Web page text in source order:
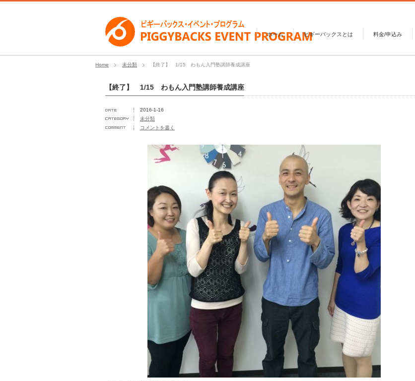
ホーム ピギーバックスとは 料金/申込み
Home 未分類 【終了】 1/15 わもん入門塾講師養成講座
【終了】 1/15 わもん入門塾講師養成講座
2016-1-16
未分類
コメントを書く